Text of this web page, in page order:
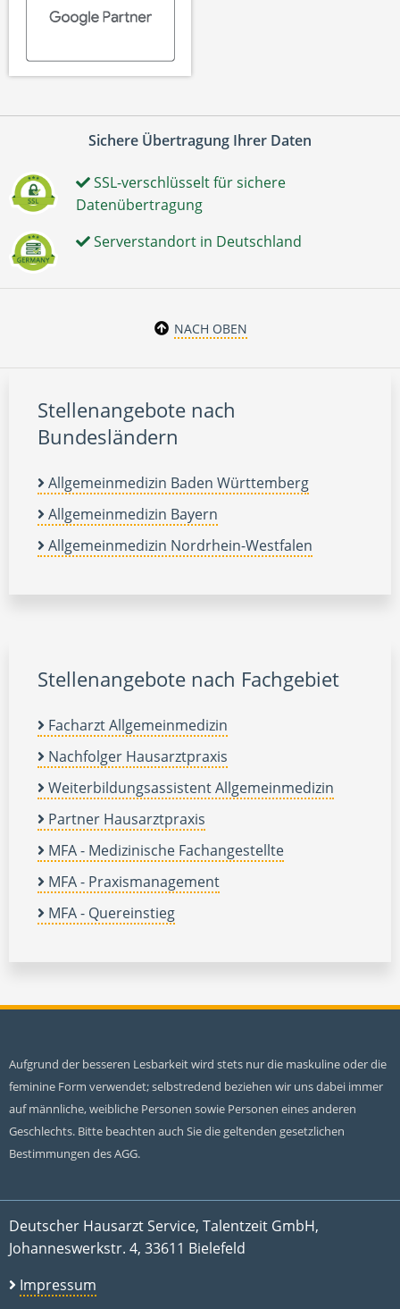
Sichere Übertragung Ihrer Daten
SSL-verschlüsselt für sichere
Datenübertragung
Serverstandort in Deutschland
NACH OBEN
Stellenangebote nach
Bundesländern
Allgemeinmedizin Baden Württemberg
Allgemeinmedizin Bayern
Allgemeinmedizin Nordrhein-Westfalen
Stellenangebote nach Fachgebiet
Facharzt Allgemeinmedizin
Nachfolger Hausarztpraxis
Weiterbildungsassistent Allgemeinmedizin
Partner Hausarztpraxis
MFA - Medizinische Fachangestellte
MFA - Praxismanagement
MFA - Quereinstieg
Aufgrund der besseren Lesbarkeit wird stets nur die maskuline oder die
feminine Form verwendet; selbstredend beziehen wir uns dabei immer
auf männliche, weibliche Personen sowie Personen eines anderen
Geschlechts. Bitte beachten auch Sie die geltenden gesetzlichen
Bestimmungen des AGG.
Deutscher Hausarzt Service, Talentzeit GmbH,
Johanneswerkstr. 4, 33611 Bielefeld
Impressum